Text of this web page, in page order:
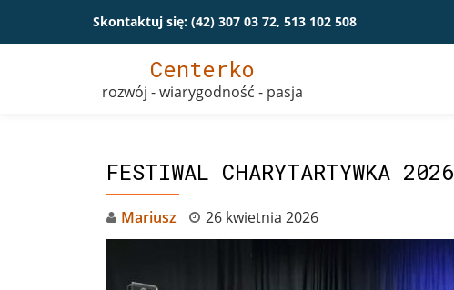
Przeskocz
Skontaktuj się: (42) 307 03 72, 513 102 508
Centerko
rozwój - wiarygodność - pasja
FESTIWAL CHARYTARTYWKA 2026
Mariusz 26 kwietnia 2026